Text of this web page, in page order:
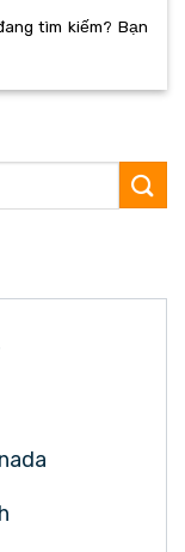
tìm kiếm? Bạn